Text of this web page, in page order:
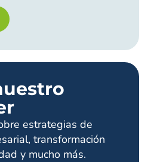
estrategias de
transformación
y mucho más.